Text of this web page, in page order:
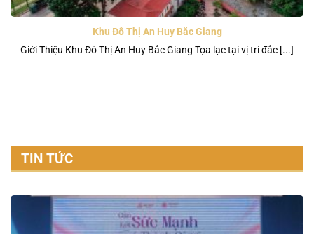
Khu Đô Thị An Huy Bắc Giang
Giới Thiệu Khu Đô Thị An Huy Bắc Giang Tọa lạc tại vị trí đắc [...]
TIN TỨC